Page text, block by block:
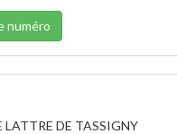
numéro
LATTRE DE TASSIGNY